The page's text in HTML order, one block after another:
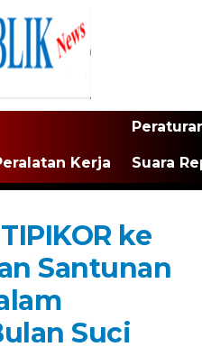
Kerja Suara
ke
Santunan
Suci